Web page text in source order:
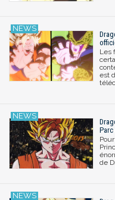
Les
est
Parc
de